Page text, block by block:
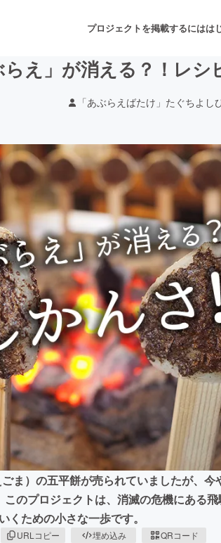
プロジェクトを掲載するにはは
音楽
ゲーム・サービス開発
書籍・雑誌出版
チャレンジ
CAMPFIRE for Social
CAMPFIREふるさと納税
え」が消える？！レシ
「あぶらえばたけ」たぐちよし
ま）の五平餅が売られていましたが、今
のプロジェクトは、消滅の危機にある飛
くための小さな一歩です。
URLコピー 埋め込み QRコード